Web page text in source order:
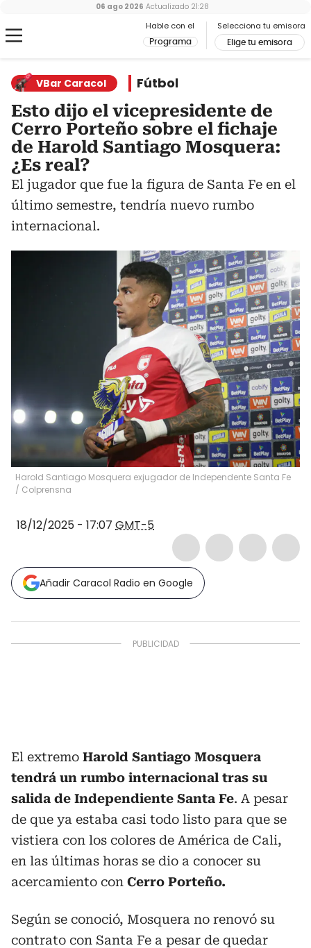
Hable con el
Programa
Selecciona tu emisora
Elige tu emisora
06 ago 2026 Actualizado 21:28
VBar Caracol Fútbol
Esto dijo el vicepresidente de
Cerro Porteño sobre el fichaje
de Harold Santiago Mosquera:
¿Es real?
El jugador que fue la figura de Santa Fe en el
último semestre, tendría nuevo rumbo
internacional.
Harold Santiago Mosquera exjugador de Independente Santa Fe
/ Colprensna
18/12/2025 - 17:07 GMT-5
Añadir Caracol Radio en Google
El extremo Harold Santiago Mosquera
tendrá un rumbo internacional tras su
salida de Independiente Santa Fe. A pesar
de que ya estaba casi todo listo para que se
vistiera con los colores de América de Cali,
en las últimas horas se dio a conocer su
acercamiento con Cerro Porteño.
Según se conoció, Mosquera no renovó su
contrato con Santa Fe a pesar de quedar